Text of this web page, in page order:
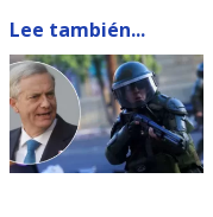
Lee también...